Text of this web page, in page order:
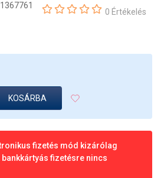
0 Értékelés
KOSÁRBA
fizetés mód kizárólag
fizetésre nincs